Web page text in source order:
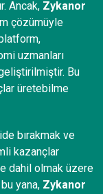
Ancak, Zykanor
çözümüyle
uzmanları
Bu
üretebilme
bırakmak ve
kazançlar
dahil olmak üzere
yana, Zykanor